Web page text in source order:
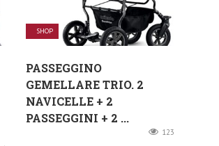
SHOP
PASSEGGINO
GEMELLARE TRIO. 2
NAVICELLE + 2
PASSEGGINI + 2 ...
123